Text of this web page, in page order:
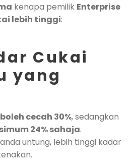
kenapa pemilik Enterprise
lebih tinggi:
Cukai
yang
boleh cecah 30%, sedangkan
24% sahaja.
untung, lebih tinggi kadar